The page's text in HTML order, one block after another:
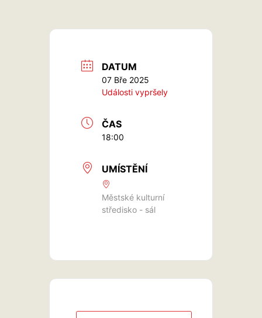
DATUM
07 Bře 2025
Události vypršely
ČAS
18:00
UMÍSTĚNÍ
Městské kulturní
středisko - sál